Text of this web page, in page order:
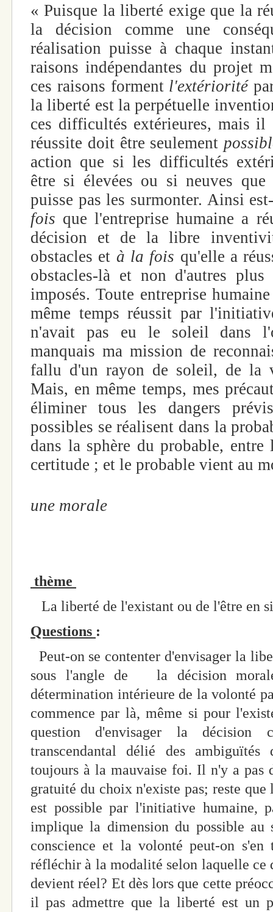
« Puisque la liberté exige que la
la décision comme une
réalisation puisse à chaque
raisons indépendantes du projet
ces raisons forment l'extériorité
la liberté est la perpétuelle
ces difficultés extérieures, mais il
réussite doit être seulement
action que si les difficultés
être si élevées ou si neuves
puisse pas les surmonter. Ainsi
fois que l'entreprise humaine a
décision et de la libre
obstacles et à la fois qu'elle a
obstacles-là et non d'autres
imposés. Toute entreprise
même temps réussit par
n'avait pas eu le soleil dans
manquais ma mission de
fallu d'un rayon de soleil, de la
Mais, en même temps, mes
éliminer tous les dangers
possibles se réalisent dans la
dans la sphère du probable,
certitude ; et le probable vient au
une morale
thème
La liberté de l'existant ou de l'être en
Questions :
Peut-on se contenter d'envisager la
sous l'angle de la décision
détermination intérieure de la volonté
commence par là, même si pour
question d'envisager la décision
transcendantal délié des ambiguïtés
toujours à la mauvaise foi. Il n'y a pas
gratuité du choix n'existe pas; reste
est possible par l'initiative
implique la dimension du possible
conscience et la volonté peut-on
réfléchir à la modalité selon laquelle ce
devient réel? Et dès lors que cette
il pas admettre que la liberté est un